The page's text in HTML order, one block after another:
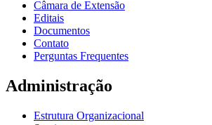
Câmara de Extensão
Editais
Documentos
Contato
Perguntas Frequentes
Administração
Estrutura Organizacional